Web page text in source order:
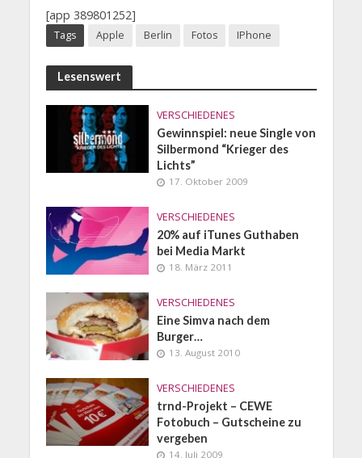
[app 389801252]
Tags Apple Berlin Fotos IPhone
Lesenswert
VERSCHIEDENES
Gewinnspiel: neue Single von
Silbermond “Krieger des
Lichts”
17. Oktober 2009
VERSCHIEDENES
20% auf iTunes Guthaben
bei Media Markt
18. März 2011
VERSCHIEDENES
Eine Simva nach dem
Burger…
13. August 2010
VERSCHIEDENES
trnd-Projekt – CEWE
Fotobuch – Gutscheine zu
vergeben
14. Juli 2009